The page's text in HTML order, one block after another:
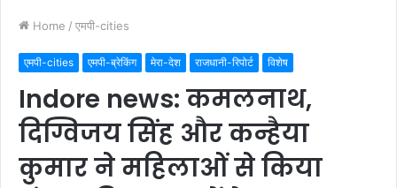
Home / एमपी-cities
एमपी-cities एमपी-ब्रेकिंग मेरा-देश राजधानी-रिपोर्ट विशेष
Indore news: कमलनाथ,
दिग्विजय सिंह और कन्हैया
कुमार ने महिलाओं से किया